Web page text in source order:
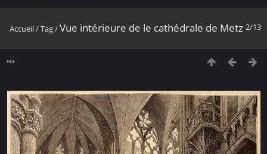
2/13
Accueil/Tag/Vue intérieure de le cathédrale de Metz